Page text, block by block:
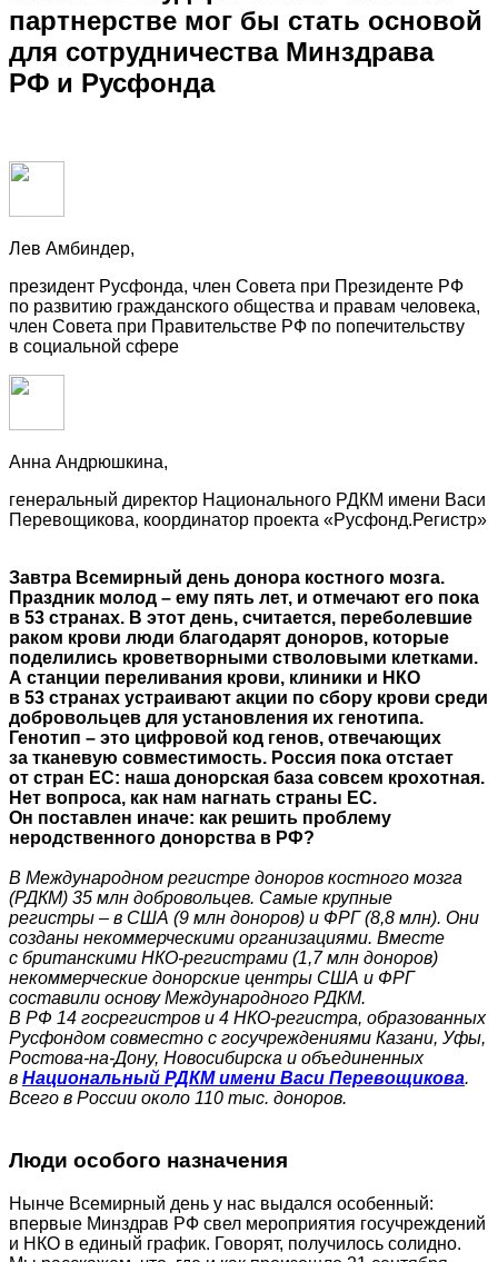
партнерстве мог бы стать основой
для сотрудничества Минздрава
РФ и Русфонда
Лев Амбиндер,
президент Русфонда, член Совета при Президенте РФ
по развитию гражданского общества и правам человека,
член Совета при Правительстве РФ по попечительству
в социальной сфере
Анна Андрюшкина,
генеральный директор Национального РДКМ имени Васи
Перевощикова, координатор проекта «Русфонд.Регистр»
Завтра Всемирный день донора костного мозга.
Праздник молод – ему пять лет, и отмечают его пока
в 53 странах. В этот день, считается, переболевшие
раком крови люди благодарят доноров, которые
поделились кроветворными стволовыми клетками.
А станции переливания крови, клиники и НКО
в 53 странах устраивают акции по сбору крови среди
добровольцев для установления их генотипа.
Генотип – это цифровой код генов, отвечающих
за тканевую совместимость. Россия пока отстает
от стран ЕС: наша донорская база совсем крохотная.
Нет вопроса, как нам нагнать страны ЕС.
Он поставлен иначе: как решить проблему
неродственного донорства в РФ?
В Международном регистре доноров костного мозга
(РДКМ) 35 млн добровольцев. Самые крупные
регистры – в США (9 млн доноров) и ФРГ (8,8 млн). Они
созданы некоммерческими организациями. Вместе
с британскими НКО-регистрами (1,7 млн доноров)
некоммерческие донорские центры США и ФРГ
составили основу Международного РДКМ.
В РФ 14 госрегистров и 4 НКО-регистра, образованных
Русфондом совместно с госучреждениями Казани, Уфы,
Ростова-на-Дону, Новосибирска и объединенных
в Национальный РДКМ имени Васи Перевощикова.
Всего в России около 110 тыс. доноров.
Люди особого назначения
Нынче Всемирный день у нас выдался особенный:
впервые Минздрав РФ свел мероприятия госучреждений
и НКО в единый график. Говорят, получилось солидно.